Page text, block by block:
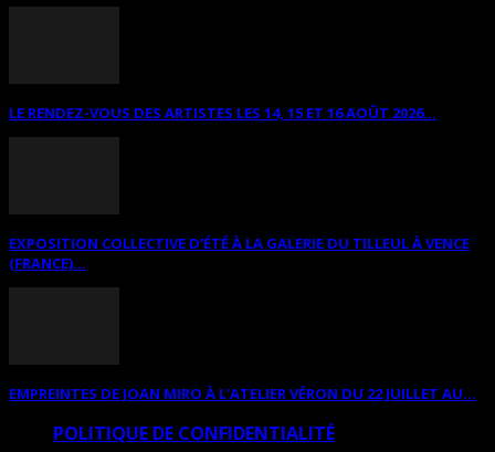
LE RENDEZ-VOUS DES ARTISTES LES 14, 15 ET 16 AOÛT 2026...
EXPOSITION COLLECTIVE D’ÉTÉ À LA GALERIE DU TILLEUL À VENCE
(FRANCE)...
EMPREINTES DE JOAN MIRO À L’ATELIER VÉRON DU 22 JUILLET AU...
POLITIQUE DE CONFIDENTIALITÉ